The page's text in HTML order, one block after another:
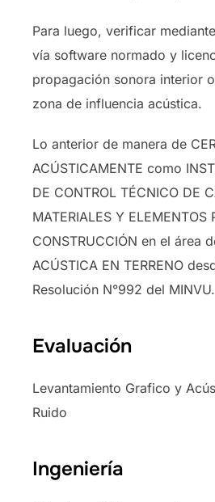
Para luego, verificar
vía software normado y
propagación sonora interior
zona de influencia acústica.
Lo anterior de manera de
ACÚSTICAMENTE como
DE CONTROL TÉCNICO DE
MATERIALES Y ELEMENTOS
CONSTRUCCIÓN en el área
ACÚSTICA EN TERRENO
Resolución N°992 del MINVU.
Evaluación
Levantamiento Grafico y
Ruido
Ingeniería